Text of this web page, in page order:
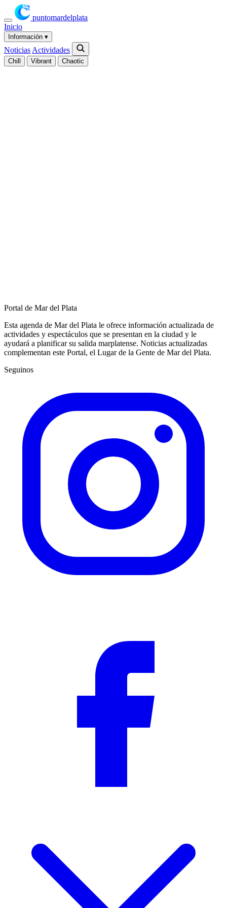
puntomardelplata
Inicio
Información ▾
Noticias Actividades
Chill Vibrant Chaotic
Portal de Mar del Plata
Esta agenda de Mar del Plata le ofrece información actualizada de
actividades y espectáculos que se presentan en la ciudad y le
ayudará a planificar su salida marplatense. Noticias actualizadas
complementan este Portal, el Lugar de la Gente de Mar del Plata.
Seguinos